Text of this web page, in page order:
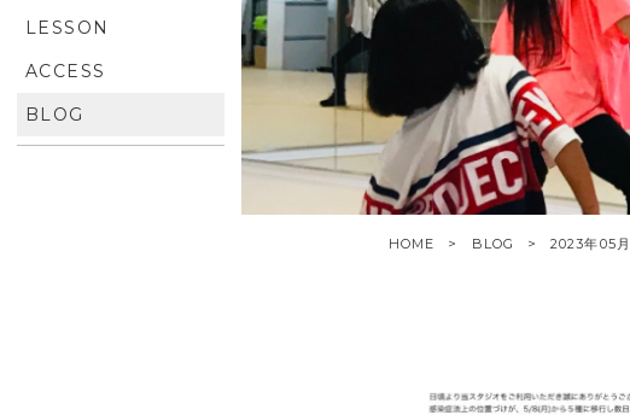
LESSON
ACCESS
BLOG
HOME BLOG 2023年05